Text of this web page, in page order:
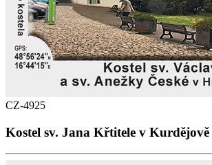
CZ-4925
Kostel sv. Jana Křtitele v Kurdějově